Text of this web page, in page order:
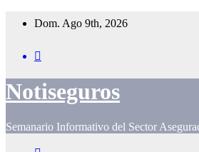
Dom. Ago 9th, 2026
Notiseguros
Semanario Informativo del Sector